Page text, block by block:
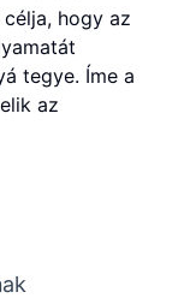
hogy az
tegye. Íme a
az